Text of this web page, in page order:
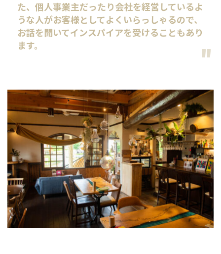
た、個人事業主だったり会社を経営しているよ
うな人がお客様としてよくいらっしゃるので、
お話を聞いてインスパイアを受けることもあり
ます。